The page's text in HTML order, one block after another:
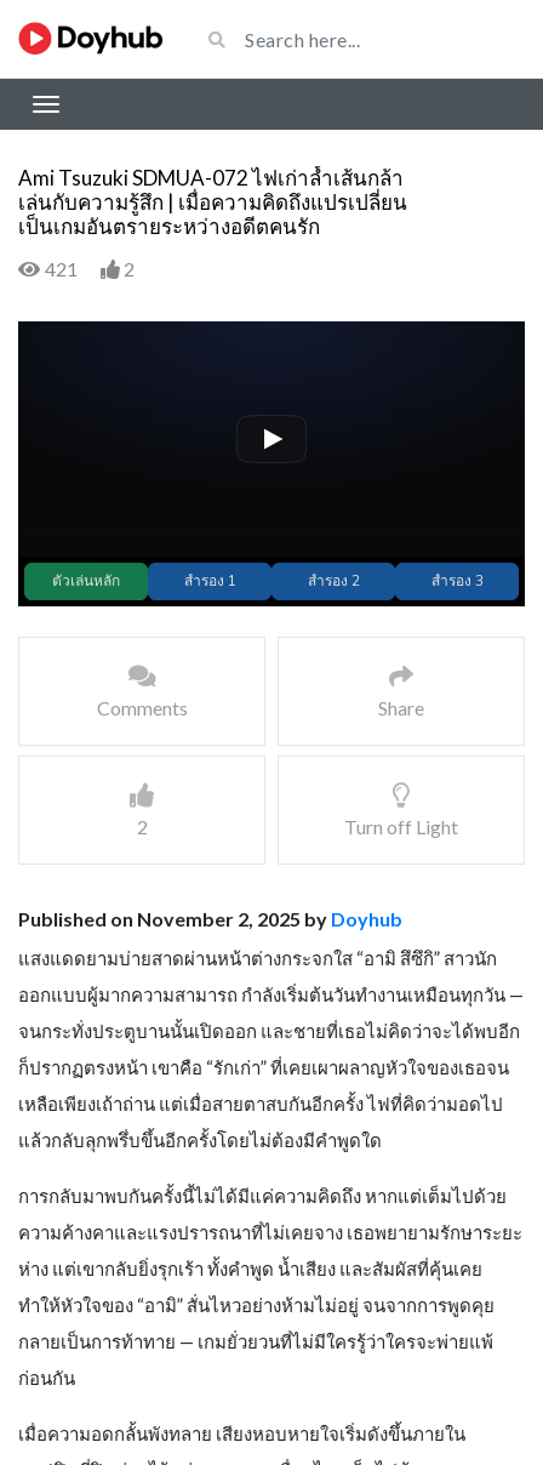
Ami Tsuzuki SDMUA-072 ไฟเก่าล้ำเส้นกล้า
เล่นกับความรู้สึก | เมื่อความคิดถึงแปรเปลี่ยน
เป็นเกมอันตรายระหว่างอดีตคนรัก
421 2
Comments Share
2 Turn off Light
Published on November 2, 2025 by Doyhub
แสงแดดยามบ่ายสาดผ่านหน้าต่างกระจกใส “อามิ สึซึกิ” สาวนัก
ออกแบบผู้มากความสามารถ กำลังเริ่มต้นวันทำงานเหมือนทุกวัน —
จนกระทั่งประตูบานนั้นเปิดออก และชายที่เธอไม่คิดว่าจะได้พบอีก
ก็ปรากฏตรงหน้า เขาคือ “รักเก่า” ที่เคยเผาผลาญหัวใจของเธอจน
เหลือเพียงเถ้าถ่าน แต่เมื่อสายตาสบกันอีกครั้ง ไฟที่คิดว่ามอดไป
แล้วกลับลุกพรึ่บขึ้นอีกครั้งโดยไม่ต้องมีคำพูดใด
การกลับมาพบกันครั้งนี้ไม่ได้มีแค่ความคิดถึง หากแต่เต็มไปด้วย
ความค้างคาและแรงปรารถนาที่ไม่เคยจาง เธอพยายามรักษาระยะ
ห่าง แต่เขากลับยิ่งรุกเร้า ทั้งคำพูด น้ำเสียง และสัมผัสที่คุ้นเคย
ทำให้หัวใจของ “อามิ” สั่นไหวอย่างห้ามไม่อยู่ จนจากการพูดคุย
กลายเป็นการท้าทาย — เกมยั่วยวนที่ไม่มีใครรู้ว่าใครจะพ่ายแพ้
ก่อนกัน
เมื่อความอดกลั้นพังทลาย เสียงหอบหายใจเริ่มดังขึ้นภายใน